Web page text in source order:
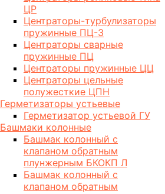
ЦР
Центраторы-турбулизаторы
пружинные ПЦ-3
Центраторы сварные
пружинные ПЦ
Центраторы пружинные ЦЦ
Центраторы цельные
полужесткие ЦПН
Герметизаторы устьевые
Герметизатор устьевой ГУ
Башмаки колонные
Башмак колонный с
клапаном обратным
плунжерным БКОКП Л
Башмак колонный с
клапаном обратным